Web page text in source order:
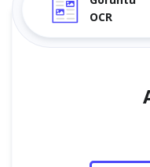
OCR